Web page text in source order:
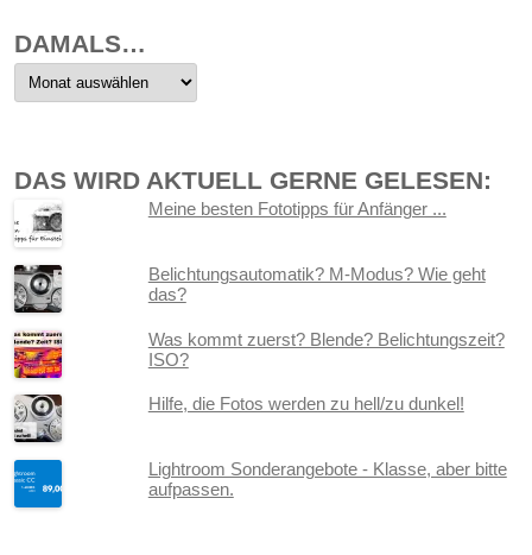
DAMALS…
Damals…
DAS WIRD AKTUELL GERNE GELESEN:
Meine besten Fototipps für Anfänger ...
Belichtungsautomatik? M-Modus? Wie geht
das?
Was kommt zuerst? Blende? Belichtungszeit?
ISO?
Hilfe, die Fotos werden zu hell/zu dunkel!
Lightroom Sonderangebote - Klasse, aber bitte
aufpassen.